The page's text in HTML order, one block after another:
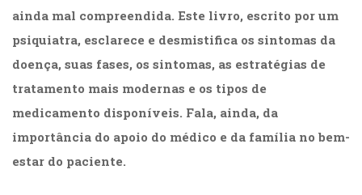
ainda mal compreendida. Este livro, escrito por um
psiquiatra, esclarece e desmistifica os sintomas da
doença, suas fases, os sintomas, as estratégias de
tratamento mais modernas e os tipos de
medicamento disponíveis. Fala, ainda, da
importância do apoio do médico e da família no bem-
estar do paciente.